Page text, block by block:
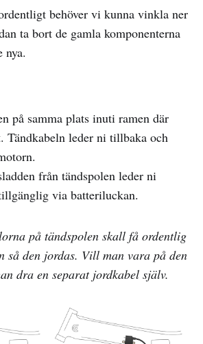
behöver vi kunna vinkla ner
ta bort de gamla komponenterna
nya.
på samma plats inuti ramen där
Tändkabeln leder ni tillbaka och
från tändspolen leder ni
via batteriluckan.
på tändspolen skall få ordentlig
så den jordas. Vill man vara på den
dra en separat jordkabel själv.